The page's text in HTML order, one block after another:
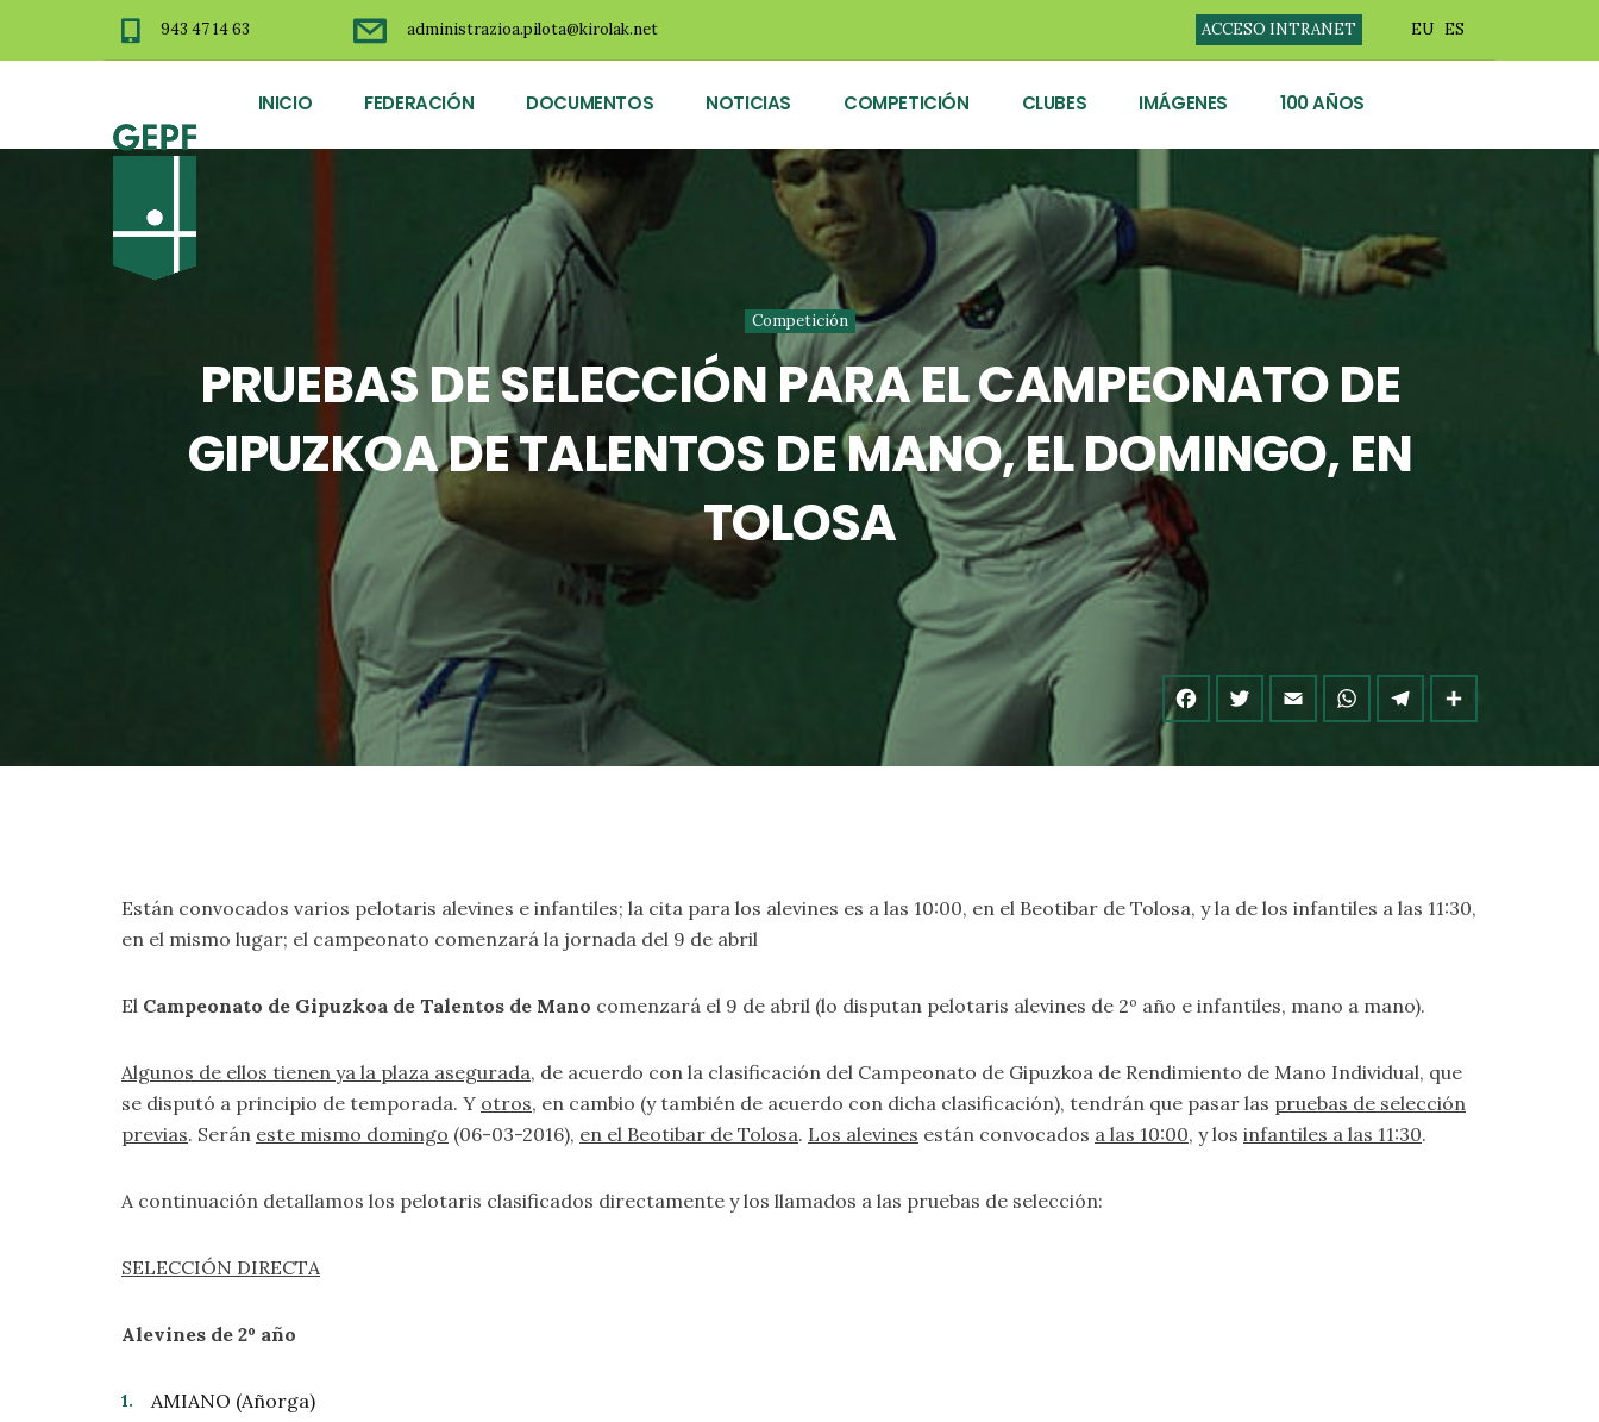
943 47 14 63 administrazioa.pilota@kirolak.net ACCESO INTRANET EU ES
INICIO FEDERACIÓN DOCUMENTOS NOTICIAS COMPETICIÓN CLUBES IMÁGENES 100 AÑOS
Competición
PRUEBAS DE SELECCIÓN PARA EL CAMPEONATO DE
GIPUZKOA DE TALENTOS DE MANO, EL DOMINGO, EN
TOLOSA
Están convocados varios pelotaris alevines e infantiles; la cita para los alevines es a las 10:00, en el Beotibar de Tolosa, y la de los infantiles a las 11:30,
en el mismo lugar; el campeonato comenzará la jornada del 9 de abril
El Campeonato de Gipuzkoa de Talentos de Mano comenzará el 9 de abril (lo disputan pelotaris alevines de 2º año e infantiles, mano a mano).
Algunos de ellos tienen ya la plaza asegurada, de acuerdo con la clasificación del Campeonato de Gipuzkoa de Rendimiento de Mano Individual, que
se disputó a principio de temporada. Y otros, en cambio (y también de acuerdo con dicha clasificación), tendrán que pasar las pruebas de selección
previas. Serán este mismo domingo (06-03-2016), en el Beotibar de Tolosa. Los alevines están convocados a las 10:00, y los infantiles a las 11:30.
A continuación detallamos los pelotaris clasificados directamente y los llamados a las pruebas de selección:
SELECCIÓN DIRECTA
Alevines de 2º año
AMIANO (Añorga)